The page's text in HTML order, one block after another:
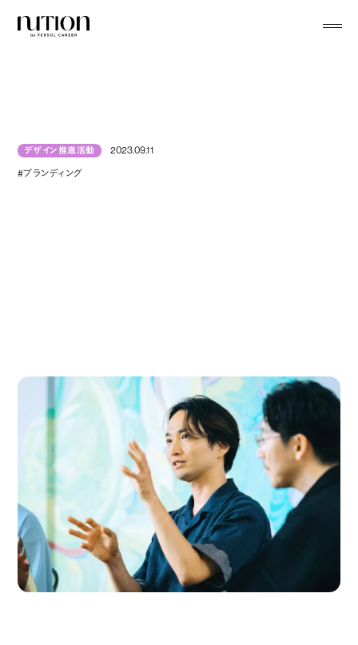
デザイン推進活動 2023.09.11
#ブランディング